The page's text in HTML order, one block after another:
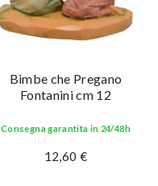
Bimbe che Pregano
Fontanini cm 12
Consegna garantita in 24/48h
12,60 €